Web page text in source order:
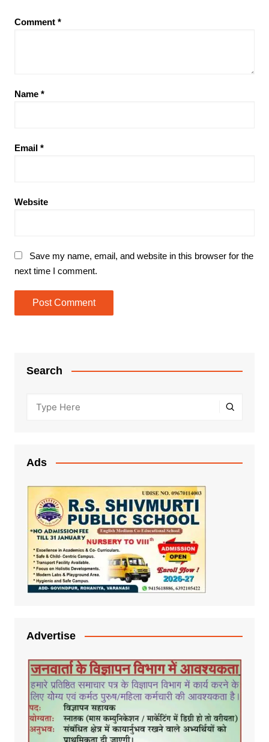
Comment *
Name *
Email *
Website
Save my name, email, and website in this browser for the
next time I comment.
Search
Ads
Advertise